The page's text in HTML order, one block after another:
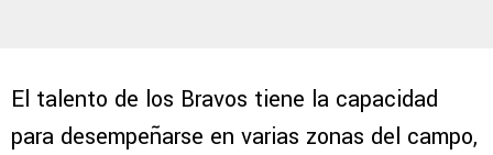
El talento de los Bravos tiene la capacidad
para desempeñarse en varias zonas del campo,